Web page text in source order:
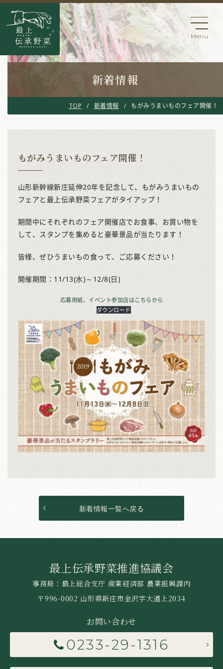
新着情報
TOP 新着情報 もがみうまいものフェア開催！
もがみうまいものフェア開催！
山形新幹線新庄延伸20年を記念して、もがみうまいもの
フェアと最上伝承野菜フェアがタイアップ！
期間中にそれぞれのフェア開催店でお食事、お買い物を
して、スタンプを集めると豪華景品が当たります！
皆様、ぜひうまいもの食って、ご応募ください！
開催期間：11/13(水)～12/8(日)
応募用紙、イベント参加店はこちらから
ダウンロード
新着情報一覧へ戻る
最上伝承野菜推進協議会
事務局：最上総合支庁 産業経済部 農業振興課内
〒996-0002 山形県新庄市金沢字大道上2034
お問い合わせ
0233-29-1316